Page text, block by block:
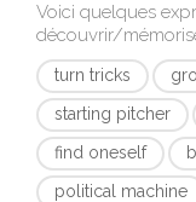
Voici quelques
découvrir/
turn tricks
starting pitcher
find oneself
political machine